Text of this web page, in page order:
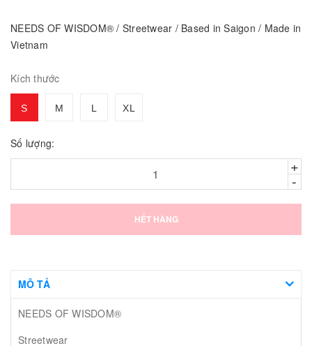
NEEDS OF WISDOM® / Streetwear / Based in Saigon / Made in
Vietnam
Kích thước
S M L XL
Số lượng:
+
-
HẾT HÀNG
MÔ TẢ
NEEDS OF WISDOM®
Streetwear